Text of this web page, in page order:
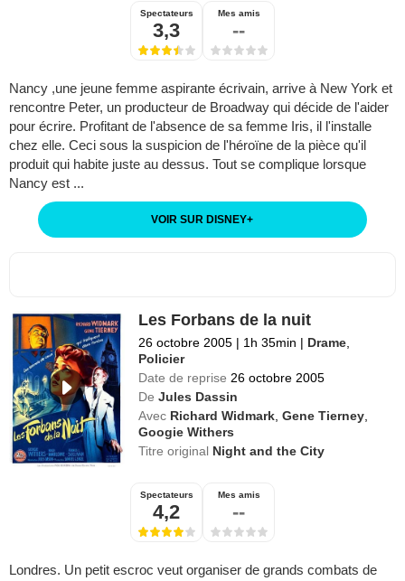
Spectateurs
3,3
Mes amis
--
Nancy ,une jeune femme aspirante écrivain, arrive à New York et
rencontre Peter, un producteur de Broadway qui décide de l'aider
pour écrire. Profitant de l'absence de sa femme Iris, il l'installe
chez elle. Ceci sous la suspicion de l'héroïne de la pièce qu'il
produit qui habite juste au dessus. Tout se complique lorsque
Nancy est ...
VOIR SUR DISNEY+
Les Forbans de la nuit
26 octobre 2005 | 1h 35min | Drame
Policier
Date de reprise 26 octobre 2005
De Jules Dassin
Avec Richard Widmark ,Gene Tierney
Googie Withers
Titre original Night and the City
Spectateurs
4,2
Mes amis
--
Londres. Un petit escroc veut organiser de grands combats de